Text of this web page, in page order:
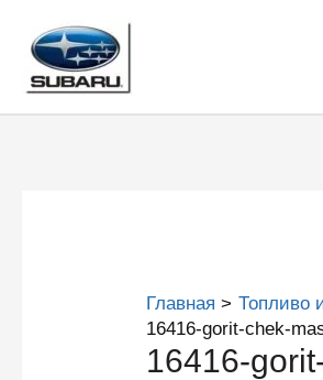
содержимому
Главная
Топливо
16416-gorit-chek-
16416-